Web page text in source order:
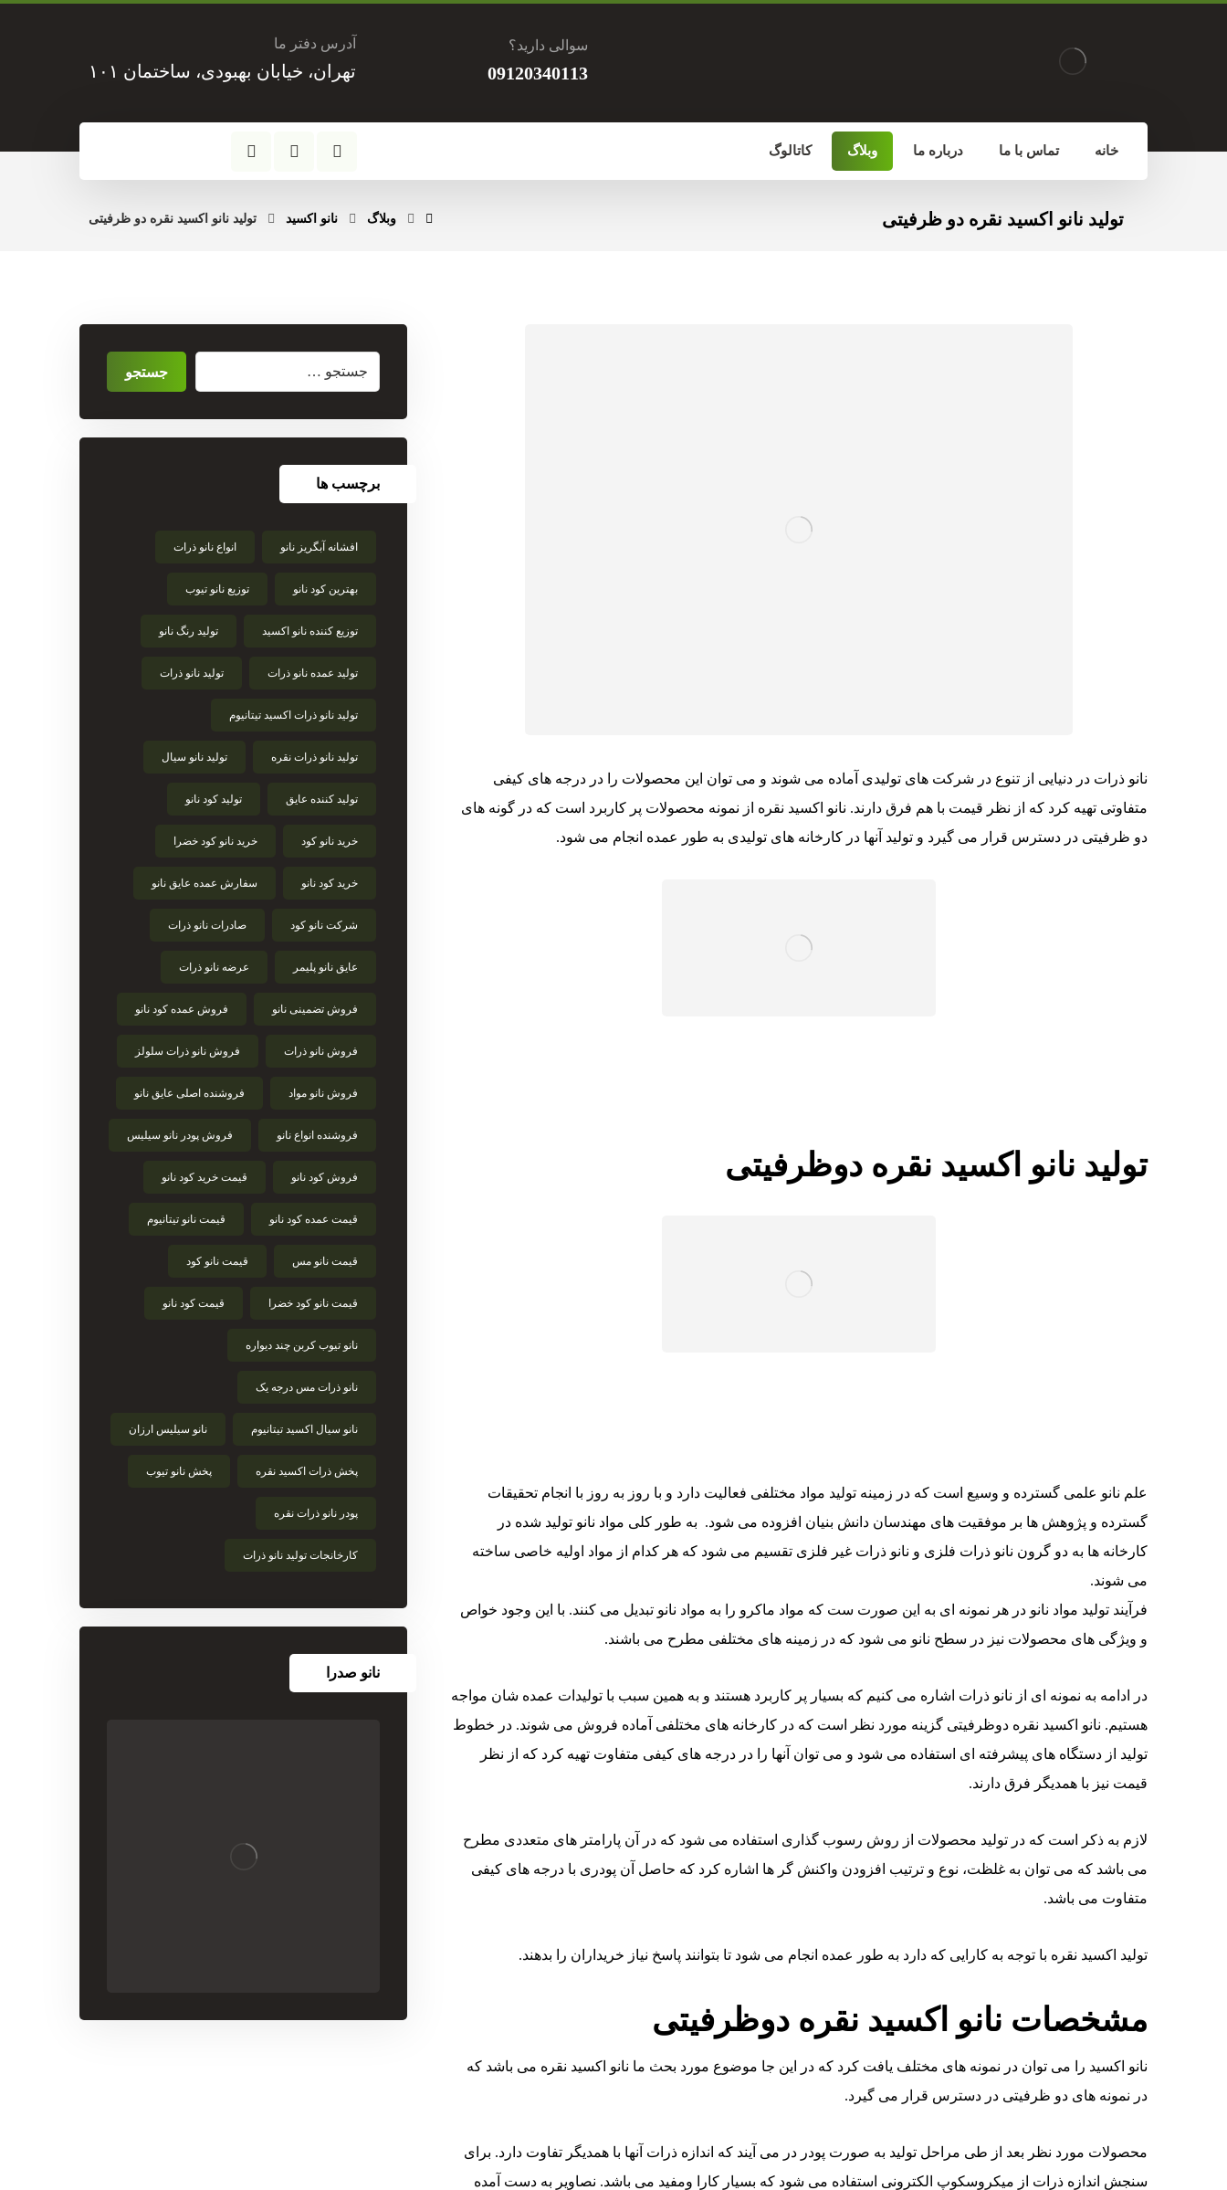
آدرس دفتر ما
تهران، خیابان بهبودی، ساختمان ۱۰۱
سوالی دارید؟
09120340113
خانه تماس با ما درباره ما وبلاگ کاتالوگ
تولید نانو اکسید نقره دو ظرفیتی وبلاگ نانو اکسید تولید نانو اکسید نقره دو ظرفیتی
نانو ذرات در دنیایی از تنوع در شرکت های تولیدی آماده می شوند و می توان این محصولات را در درجه های کیفی
متفاوتی تهیه کرد که از نظر قیمت با هم فرق دارند. نانو اکسید نقره از نمونه محصولات پر کاربرد است که در گونه های
دو ظرفیتی در دسترس قرار می گیرد و تولید آنها در کارخانه های تولیدی به طور عمده انجام می شود.
تولید نانو اکسید نقره دوظرفیتی
علم نانو علمی گسترده و وسیع است که در زمینه تولید مواد مختلفی فعالیت دارد و با روز به روز با انجام تحقیقات
گسترده و پژوهش ها بر موفقیت های مهندسان دانش بنیان افزوده می شود. به طور کلی مواد نانو تولید شده در
کارخانه ها به دو گرون نانو ذرات فلزی و نانو ذرات غیر فلزی تقسیم می شود که هر کدام از مواد اولیه خاصی ساخته
می شوند.
فرآیند تولید مواد نانو در هر نمونه ای به این صورت ست که مواد ماکرو را به مواد نانو تبدیل می کنند. با این وجود خواص
و ویژگی های محصولات نیز در سطح نانو می شود که در زمینه های مختلفی مطرح می باشند.
در ادامه به نمونه ای از نانو ذرات اشاره می کنیم که بسیار پر کاربرد هستند و به همین سبب با تولیدات عمده شان مواجه
هستیم. نانو اکسید نقره دوظرفیتی گزینه مورد نظر است که در کارخانه های مختلفی آماده فروش می شوند. در خطوط
تولید از دستگاه های پیشرفته ای استفاده می شود و می توان آنها را در درجه های کیفی متفاوت تهیه کرد که از نظر
قیمت نیز با همدیگر فرق دارند.
لازم به ذکر است که در تولید محصولات از روش رسوب گذاری استفاده می شود که در آن پارامتر های متعددی مطرح
می باشد که می توان به غلظت، نوع و ترتیب افزودن واکنش گر ها اشاره کرد که حاصل آن پودری با درجه های کیفی
متفاوت می باشد.
تولید اکسید نقره با توجه به کارایی که دارد به طور عمده انجام می شود تا بتوانند پاسخ نیاز خریداران را بدهند.
مشخصات نانو اکسید نقره دوظرفیتی
نانو اکسید را می توان در نمونه های مختلف یافت کرد که در این جا موضوع مورد بحث ما نانو اکسید نقره می باشد که
در نمونه های دو ظرفیتی در دسترس قرار می گیرد.
محصولات مورد نظر بعد از طی مراحل تولید به صورت پودر در می آیند که اندازه ذرات آنها با همدیگر تفاوت دارد. برای
سنجش اندازه ذرات از میکروسکوپ الکترونی استفاده می شود که بسیار کارا ومفید می باشد. نصاویر به دست آمده
برچسب ها
افشانه آبگریز نانو انواع نانو ذرات
بهترین کود نانو توزیع نانو تیوب
توزیع کننده نانو اکسید تولید رنگ نانو
تولید عمده نانو ذرات تولید نانو ذرات
تولید نانو ذرات اکسید تیتانیوم
تولید نانو ذرات نقره تولید نانو سیال
تولید کننده عایق تولید کود نانو
خرید نانو کود خرید نانو کود خضرا
خرید کود نانو سفارش عمده عایق نانو
شرکت نانو کود صادرات نانو ذرات
عایق نانو پلیمر عرضه نانو ذرات
فروش تضمینی نانو فروش عمده کود نانو
فروش نانو ذرات فروش نانو ذرات سلولز
فروش نانو مواد فروشنده اصلی عایق نانو
فروشنده انواع نانو فروش پودر نانو سیلیس
فروش کود نانو قیمت خرید کود نانو
قیمت عمده کود نانو قیمت نانو تیتانیوم
قیمت نانو مس قیمت نانو کود
قیمت نانو کود خضرا قیمت کود نانو
نانو تیوب کربن چند دیواره
نانو ذرات مس درجه یک
نانو سیال اکسید تیتانیوم نانو سیلیس ارزان
پخش ذرات اکسید نقره پخش نانو تیوب
پودر نانو ذرات نقره
کارخانجات تولید نانو ذرات
نانو صدرا